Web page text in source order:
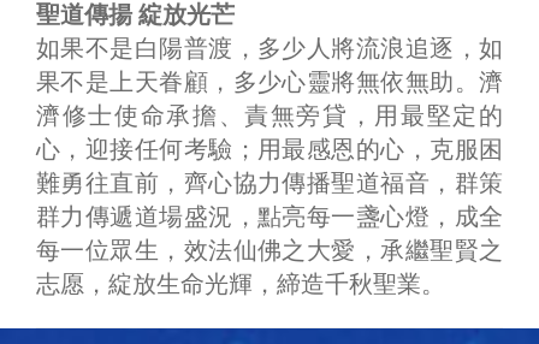
聖道傳揚 綻放光芒
如果不是白陽普渡，多少人將流浪追逐，如
果不是上天眷顧，多少心靈將無依無助。濟
濟修士使命承擔、責無旁貸，用最堅定的
心，迎接任何考驗；用最感恩的心，克服困
難勇往直前，齊心協力傳播聖道福音，群策
群力傳遞道場盛況，點亮每一盞心燈，成全
每一位眾生，效法仙佛之大愛，承繼聖賢之
志愿，綻放生命光輝，締造千秋聖業。